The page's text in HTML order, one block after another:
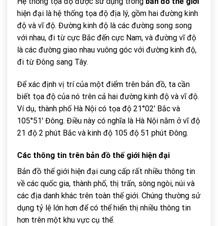
hiện đại là hệ thống tọa độ địa lý, gồm hai đường kinh
độ và vĩ độ. Đường kinh độ là các đường song song
với nhau, đi từ cực Bắc đến cực Nam, và đường vĩ độ
là các đường giao nhau vuông góc với đường kinh độ,
đi từ Đông sang Tây.
Để xác định vị trí của một điểm trên bản đồ, ta cần
biết tọa độ của nó trên cả hai đường kinh độ và vĩ độ.
Ví dụ, thành phố Hà Nội có tọa độ 21°02′ Bắc và
105°51′ Đông. Điều này có nghĩa là Hà Nội nằm ở vĩ độ
21 độ 2 phút Bắc và kinh độ 105 độ 51 phút Đông.
Các thông tin trên bản đồ thế giới hiện đại
Bản đồ thế giới hiện đại cung cấp rất nhiều thông tin
về các quốc gia, thành phố, thị trấn, sông ngòi, núi và
các địa danh khác trên toàn thế giới. Chúng thường sử
dụng tỷ lệ lớn hơn để có thể hiển thị nhiều thông tin
hơn trên một khu vực cụ thể.